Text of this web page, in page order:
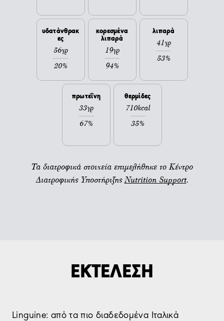
υδατάνθρακ
ες
56γρ
20%
κορεσμένα
λιπαρά
19γρ
94%
λιπαρά
41γρ
53%
πρωτεΐνη
33γρ
67%
θερμίδες
710kcal
35%
Τα διατροφικά στοιχεία επιμελήθηκε το Κέντρο
Διατροφικής ΥποστήριξηςNutrition Support.
ΕΚΤΕΛΕΣΗ
Linguine: από τα πιο διαδεδομένα Ιταλικά